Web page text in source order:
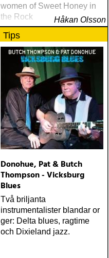
women of Sweet Honey in
the Rock
Håkan Olsson
Tips
Donohue, Pat & Butch
Thompson - Vicksburg
Blues
Två briljanta
instrumentalister blandar or
ger: Delta blues, ragtime
och Dixieland jazz.